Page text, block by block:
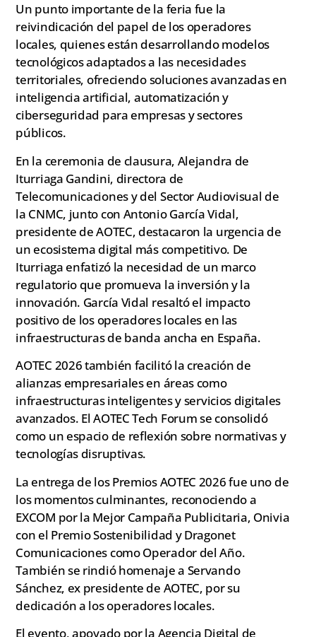
Un punto importante de la feria fue la
reivindicación del papel de los operadores
locales, quienes están desarrollando modelos
tecnológicos adaptados a las necesidades
territoriales, ofreciendo soluciones avanzadas en
inteligencia artificial, automatización y
ciberseguridad para empresas y sectores
públicos.
En la ceremonia de clausura, Alejandra de
Iturriaga Gandini, directora de
Telecomunicaciones y del Sector Audiovisual de
la CNMC, junto con Antonio García Vidal,
presidente de AOTEC, destacaron la urgencia de
un ecosistema digital más competitivo. De
Iturriaga enfatizó la necesidad de un marco
regulatorio que promueva la inversión y la
innovación. García Vidal resaltó el impacto
positivo de los operadores locales en las
infraestructuras de banda ancha en España.
AOTEC 2026 también facilitó la creación de
alianzas empresariales en áreas como
infraestructuras inteligentes y servicios digitales
avanzados. El AOTEC Tech Forum se consolidó
como un espacio de reflexión sobre normativas y
tecnologías disruptivas.
La entrega de los Premios AOTEC 2026 fue uno de
los momentos culminantes, reconociendo a
EXCOM por la Mejor Campaña Publicitaria, Onivia
con el Premio Sostenibilidad y Dragonet
Comunicaciones como Operador del Año.
También se rindió homenaje a Servando
Sánchez, ex presidente de AOTEC, por su
dedicación a los operadores locales.
El evento, apoyado por la Agencia Digital de